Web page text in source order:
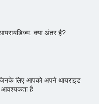
क्या अंतर है?
लिए आपको अपने थायराइड
आवश्यकता है